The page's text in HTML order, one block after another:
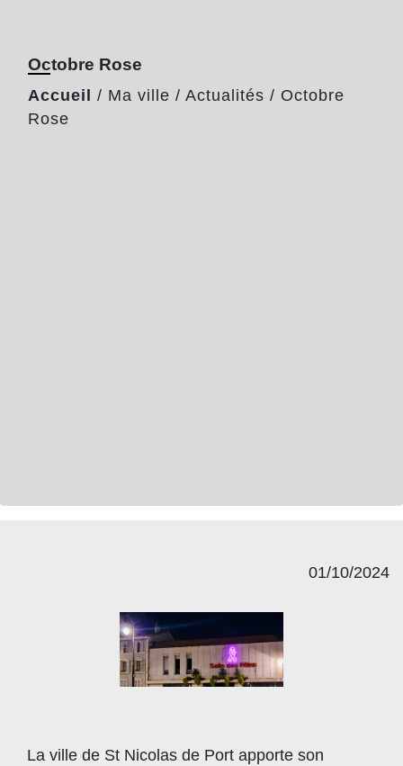
Octobre Rose
Accueil / Ma ville / Actualités / Octobre
Rose
01/10/2024
La ville de St Nicolas de Port apporte son